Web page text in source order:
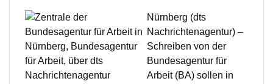
Nürnberg (dts
Nachrichtenagentur) –
Schreiben von der
Bundesagentur für
Arbeit (BA) sollen in